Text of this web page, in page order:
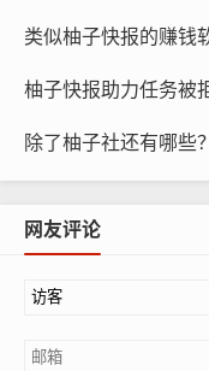
除了柚子社还有哪些
网友评论